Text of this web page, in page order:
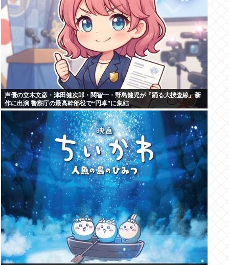
声優の立木文彦・津田健次郎・関智一・野島健児が『踊る大捜査線』新
作に出演 警察庁の最高幹部役で“円卓”に集結